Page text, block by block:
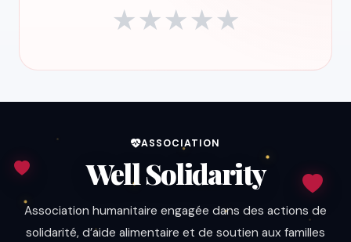
★
★
★
★
★
ASSOCIATION
Well Solidarity
Association humanitaire engagée dans des actions de
solidarité, d’aide alimentaire et de soutien aux familles